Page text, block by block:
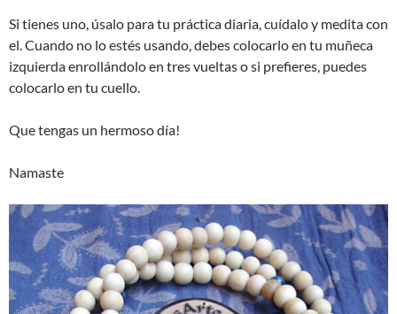
Si tienes uno, úsalo para tu práctica diaria, cuídalo y medita con
el. Cuando no lo estés usando, debes colocarlo en tu muñeca
izquierda enrollándolo en tres vueltas o si prefieres, puedes
colocarlo en tu cuello.
Que tengas un hermoso día!
Namaste